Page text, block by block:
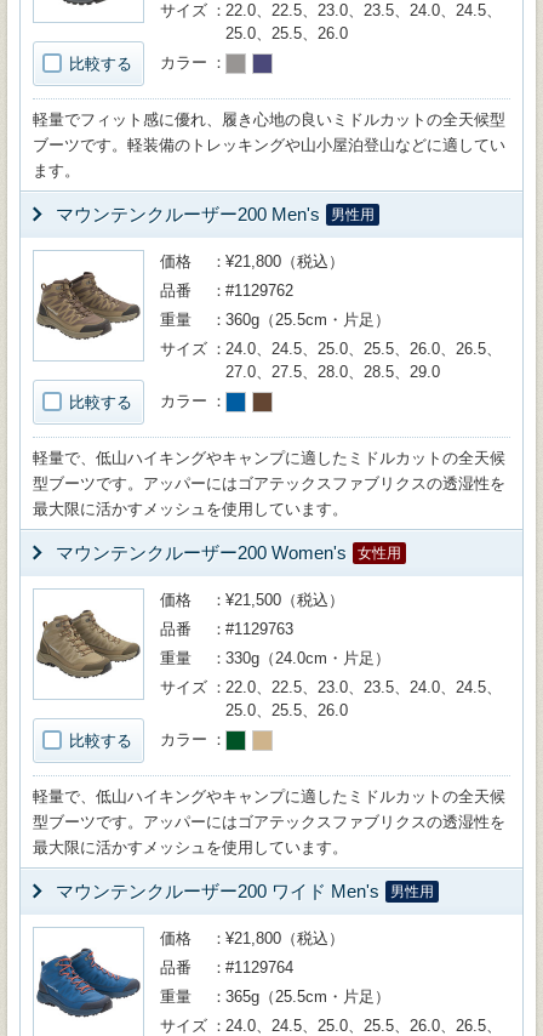
比較する
サイズ
22.0、22.5、23.0、23.5、24.0、24.5、
25.0、25.5、26.0
カラー
軽量でフィット感に優れ、履き心地の良いミドルカットの全天候型
ブーツです。軽装備のトレッキングや山小屋泊登山などに適してい
ます。
マウンテンクルーザー200 Men's 男性用
比較する
価格
¥21,800（税込）
品番
#1129762
重量
360g（25.5cm・片足）
サイズ
24.0、24.5、25.0、25.5、26.0、26.5、
27.0、27.5、28.0、28.5、29.0
カラー
軽量で、低山ハイキングやキャンプに適したミドルカットの全天候
型ブーツです。アッパーにはゴアテックスファブリクスの透湿性を
最大限に活かすメッシュを使用しています。
マウンテンクルーザー200 Women's 女性用
比較する
価格
¥21,500（税込）
品番
#1129763
重量
330g（24.0cm・片足）
サイズ
22.0、22.5、23.0、23.5、24.0、24.5、
25.0、25.5、26.0
カラー
軽量で、低山ハイキングやキャンプに適したミドルカットの全天候
型ブーツです。アッパーにはゴアテックスファブリクスの透湿性を
最大限に活かすメッシュを使用しています。
マウンテンクルーザー200 ワイド Men's 男性用
価格
¥21,800（税込）
品番
#1129764
重量
365g（25.5cm・片足）
サイズ
24.0、24.5、25.0、25.5、26.0、26.5、